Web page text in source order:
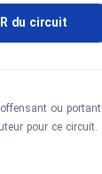
du circuit
ou portant
pour ce circuit.